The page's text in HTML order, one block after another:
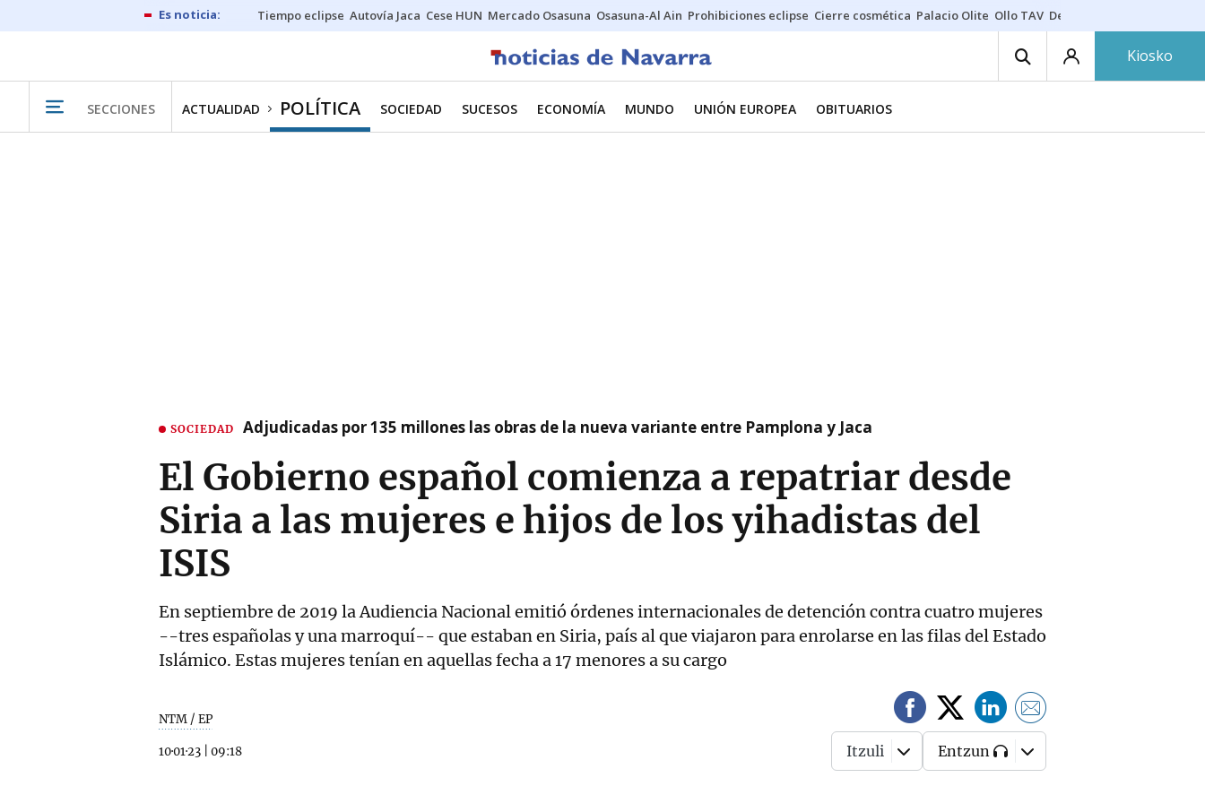
Tiempo eclipse Autovía Jaca Cese HUN Mercado Osasuna Osasuna-Al Ain Prohibiciones eclipse Cierre cosmética Palacio Olite Ollo TAV Derrama vecinos
Kiosko
SECCIONES ACTUALIDAD POLÍTICA SOCIEDAD SUCESOS ECONOMÍA MUNDO UNIÓN EUROPEA OBITUARIOS
SOCIEDAD Adjudicadas por 135 millones las obras de la nueva variante entre Pamplona y Jaca
El Gobierno español comienza a repatriar desde
Siria a las mujeres e hijos de los yihadistas del
ISIS
En septiembre de 2019 la Audiencia Nacional emitió órdenes internacionales de detención contra cuatro mujeres
--tres españolas y una marroquí-- que estaban en Siria, país al que viajaron para enrolarse en las filas del Estado
Islámico. Estas mujeres tenían en aquellas fecha a 17 menores a su cargo
NTM / EP
10·01·23 09:18 Itzuli Entzun